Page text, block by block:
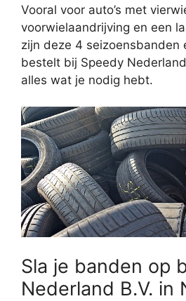
Vooral voor auto’s met
voorwielaandrijving en een
zijn deze 4 seizoensbanden
bestelt bij Speedy
alles wat je nodig hebt.
Sla je banden op
Nederland B.V. in